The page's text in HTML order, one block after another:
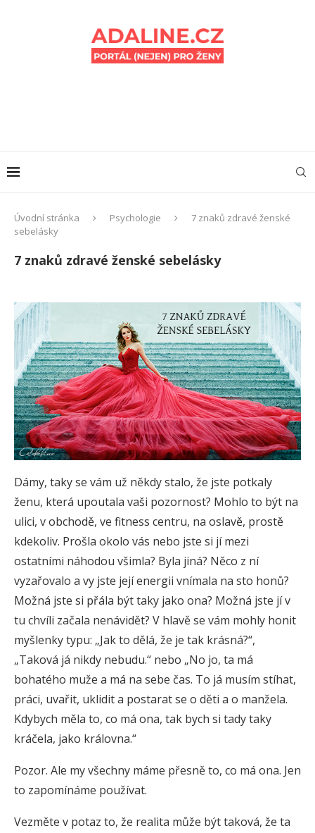
Úvodní stránka Psychologie
7 znaků zdravé ženské
sebelásky
7 znaků zdravé ženské sebelásky
Dámy, taky se vám už někdy stalo, že jste potkaly
ženu, která upoutala vaši pozornost? Mohlo to být na
ulici, v obchodě, ve fitness centru, na oslavě, prostě
kdekoliv. Prošla okolo vás nebo jste si jí mezi
ostatními náhodou všimla? Byla jiná? Něco z ní
vyzařovalo a vy jste její energii vnímala na sto honů?
Možná jste si přála být taky jako ona? Možná jste jí v
tu chvíli začala nenávidět? V hlavě se vám mohly honit
myšlenky typu: „Jak to dělá, že je tak krásná?“,
„Taková já nikdy nebudu.“ nebo „No jo, ta má
bohatého muže a má na sebe čas. To já musím stíhat,
práci, uvařit, uklidit a postarat se o děti a o manžela.
Kdybych měla to, co má ona, tak bych si tady taky
kráčela, jako královna.“
Pozor. Ale my všechny máme přesně to, co má ona. Jen
to zapomínáme používat.
Vezměte v potaz to, že realita může být taková, že ta